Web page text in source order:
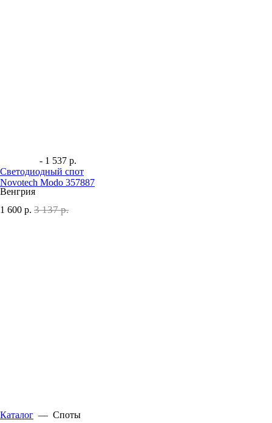
- 1 537 р.
Светодиодный спот
Novotech Modo 357887
Венгрия
1 600 р. 3 137 р.
Каталог — Споты